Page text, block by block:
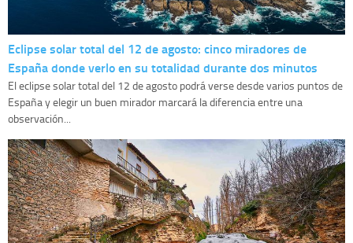
Eclipse solar total del 12 de agosto: cinco miradores de
España donde verlo en su totalidad durante dos minutos
El eclipse solar total del 12 de agosto podrá verse desde varios puntos de
España y elegir un buen mirador marcará la diferencia entre una
observación...